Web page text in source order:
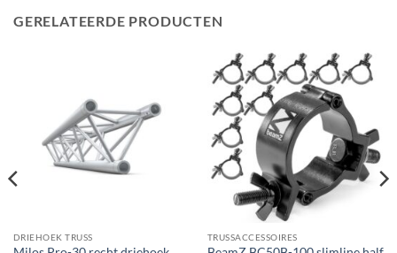
GERELATEERDE PRODUCTEN
DRIEHOEK TRUSS TRUSSACCESSOIRES